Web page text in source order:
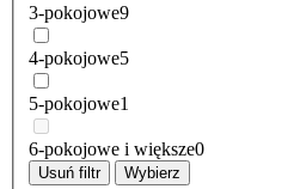
3-pokojowe9
4-pokojowe5
5-pokojowe1
6-pokojowe i większe0
Usuń filtr Wybierz